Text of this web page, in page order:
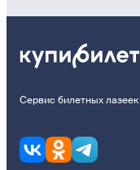
Сервис билетных лазеек